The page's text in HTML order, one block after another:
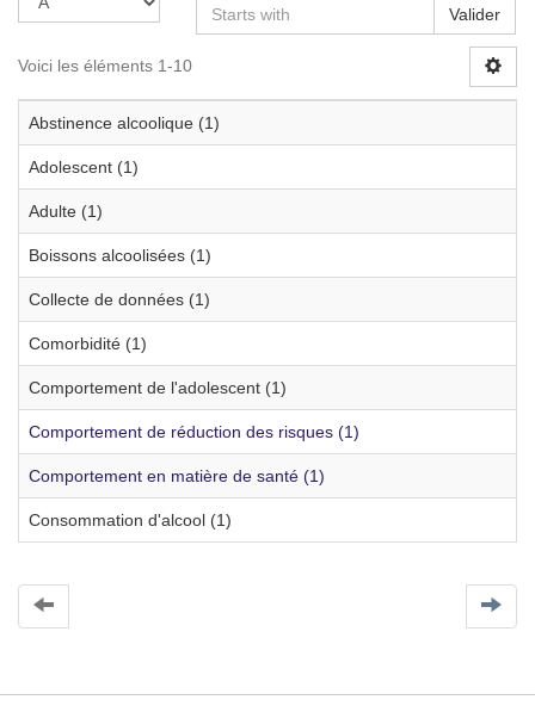
Valider
Voici les éléments 1-10
Abstinence alcoolique (1)
Adolescent (1)
Adulte (1)
Boissons alcoolisées (1)
Collecte de données (1)
Comorbidité (1)
Comportement de l'adolescent (1)
Comportement de réduction des risques (1)
Comportement en matière de santé (1)
Consommation d'alcool (1)